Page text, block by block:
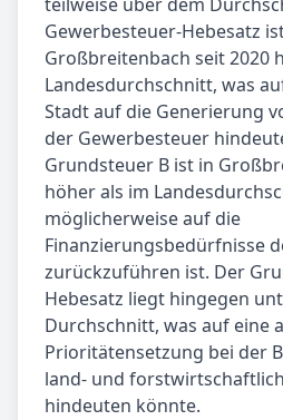
teilweise über dem
Gewerbesteuer-Hebesatz
Großbreitenbach seit 2020
Landesdurchschnitt, was
Stadt auf die Generierung
der Gewerbesteuer
Grundsteuer B ist in
höher als im
möglicherweise auf die
Finanzierungsbedürfnisse
zurückzuführen ist. Der
Hebesatz liegt hingegen
Durchschnitt, was auf eine
Prioritätensetzung bei der
land- und
hindeuten könnte.